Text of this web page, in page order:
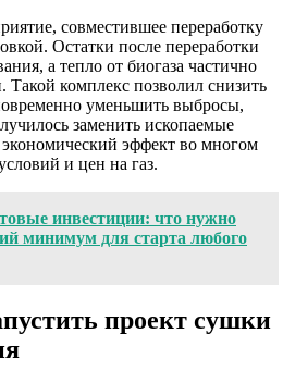
совместившее переработку
Остатки после переработки
а тепло от биогаза частично
Такой комплекс позволил снизить
уменьшить выбросы,
заменить ископаемые
эффект во многом
и цен на газ.
инвестиции: что нужно
минимум для старта любого
проект сушки